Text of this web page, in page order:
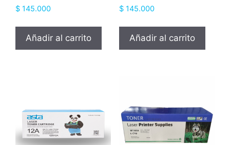
$ 145.000
Añadir al carrito
$145.000
Añadir al carrito